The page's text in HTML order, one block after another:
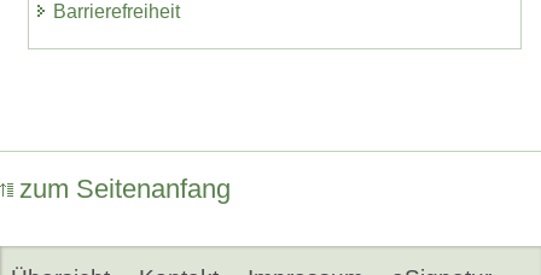
Barrierefreiheit
zum Seitenanfang